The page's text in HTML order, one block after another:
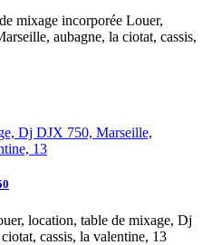
mixage incorporée Louer,
aubagne, la ciotat, cassis,
location, table de mixage, Dj
cassis, la valentine, 13